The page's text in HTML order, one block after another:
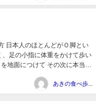
日本人のほとんどが Ｏ脚とい
足の小指に体重をかけて 歩い
地面につけて その次に 本当は
あきの食べ歩きハッピー部管理人